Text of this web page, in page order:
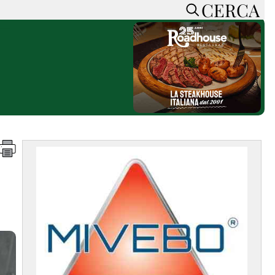
CERCA
ACCEDI o REGISTRATI
CONTATTI
CON NOI
SOSTIENI LA PRESSA
CONOSCI LA PRESSA
COOKIE POLICY
PRIVACY POLICY
FEED RSS
MAPPA DEL SITO
NORMATIVE
DEONTOLOGICHE
CERCA